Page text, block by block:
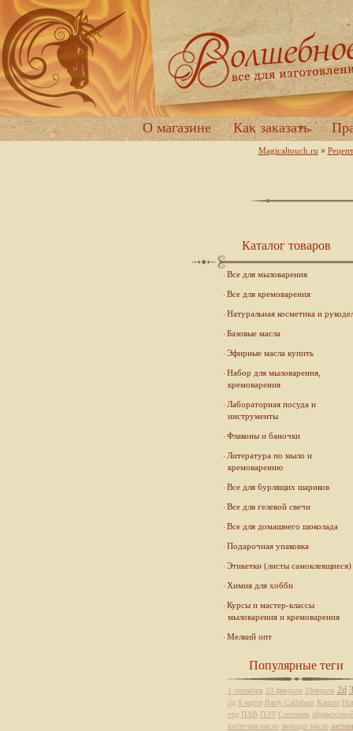
О магазине Как заказать
Magicaltouch.ru »
Каталог товаров
Все для мыловарения
Все для кремоварения
Натуральная косметика и
Базовые масла
Эфирные масла купить
Набор для мыловарения,
кремоварения
Лабораторная посуда и
инструменты
Флаконы и баночки
Литература по мыло и
кремоварению
Все для бурлящих шариков
Все для гелевой свечи
Все для домашнего шоколада
Подарочная упаковка
Этикетки (листы самоклеящиеся)
Химия для хобби
Курсы и мастер-классы
мыловарения и кремоварения
Мелкий опт
Популярные теги
1 сентября 23 февраля 23евраля 2d
3д 8 марта Barry Callebaut Кашпо
год ПАВ ПЭТ Снеговик абрикосовой
косточки масло авокадо масло